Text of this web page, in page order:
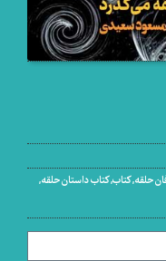
حلقه,کتاب,کتاب داستان حلقه,